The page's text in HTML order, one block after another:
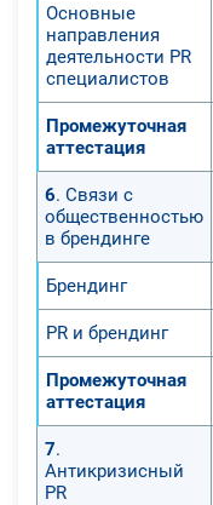
Основные
направления
деятельности PR
специалистов
Промежуточная
аттестация
6. Связи с
общественностью
в брендинге
Брендинг
PR и брендинг
Промежуточная
аттестация
7.
Антикризисный
PR